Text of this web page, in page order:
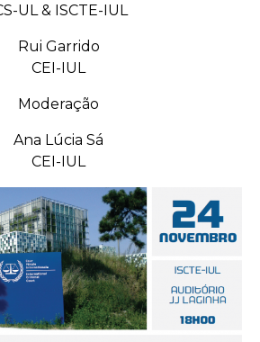
UL & ISCTE-IUL
Rui Garrido
CEI-IUL
Moderação
Ana Lúcia Sá
CEI-IUL